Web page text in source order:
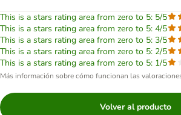
This is a stars rating area from zero to 5: 5/5
This is a stars rating area from zero to 5: 4/5
This is a stars rating area from zero to 5: 3/5
This is a stars rating area from zero to 5: 2/5
This is a stars rating area from zero to 5: 1/5
Más información sobre cómo funcionan las
Volver al producto